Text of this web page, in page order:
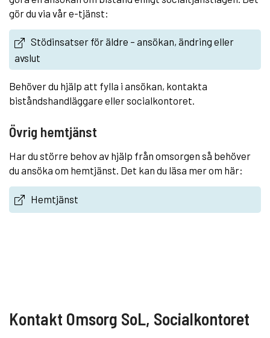
gör du via vår e-tjänst:
Stödinsatser för äldre – ansökan, ändring eller
avslut
Behöver du hjälp att fylla i ansökan, kontakta
biståndshandläggare eller socialkontoret.
Övrig hemtjänst
Har du större behov av hjälp från omsorgen så behöver
du ansöka om hemtjänst. Det kan du läsa mer om här:
Hemtjänst
Kontakt Omsorg SoL, Socialkontoret